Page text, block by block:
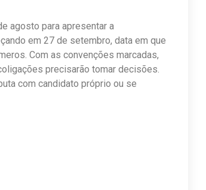
agosto para apresentar a
em 27 de setembro, data em que
Com as convenções marcadas,
precisarão tomar decisões.
com candidato próprio ou se